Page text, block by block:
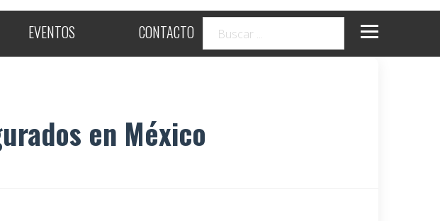
EVENTOS CONTACTO
en México